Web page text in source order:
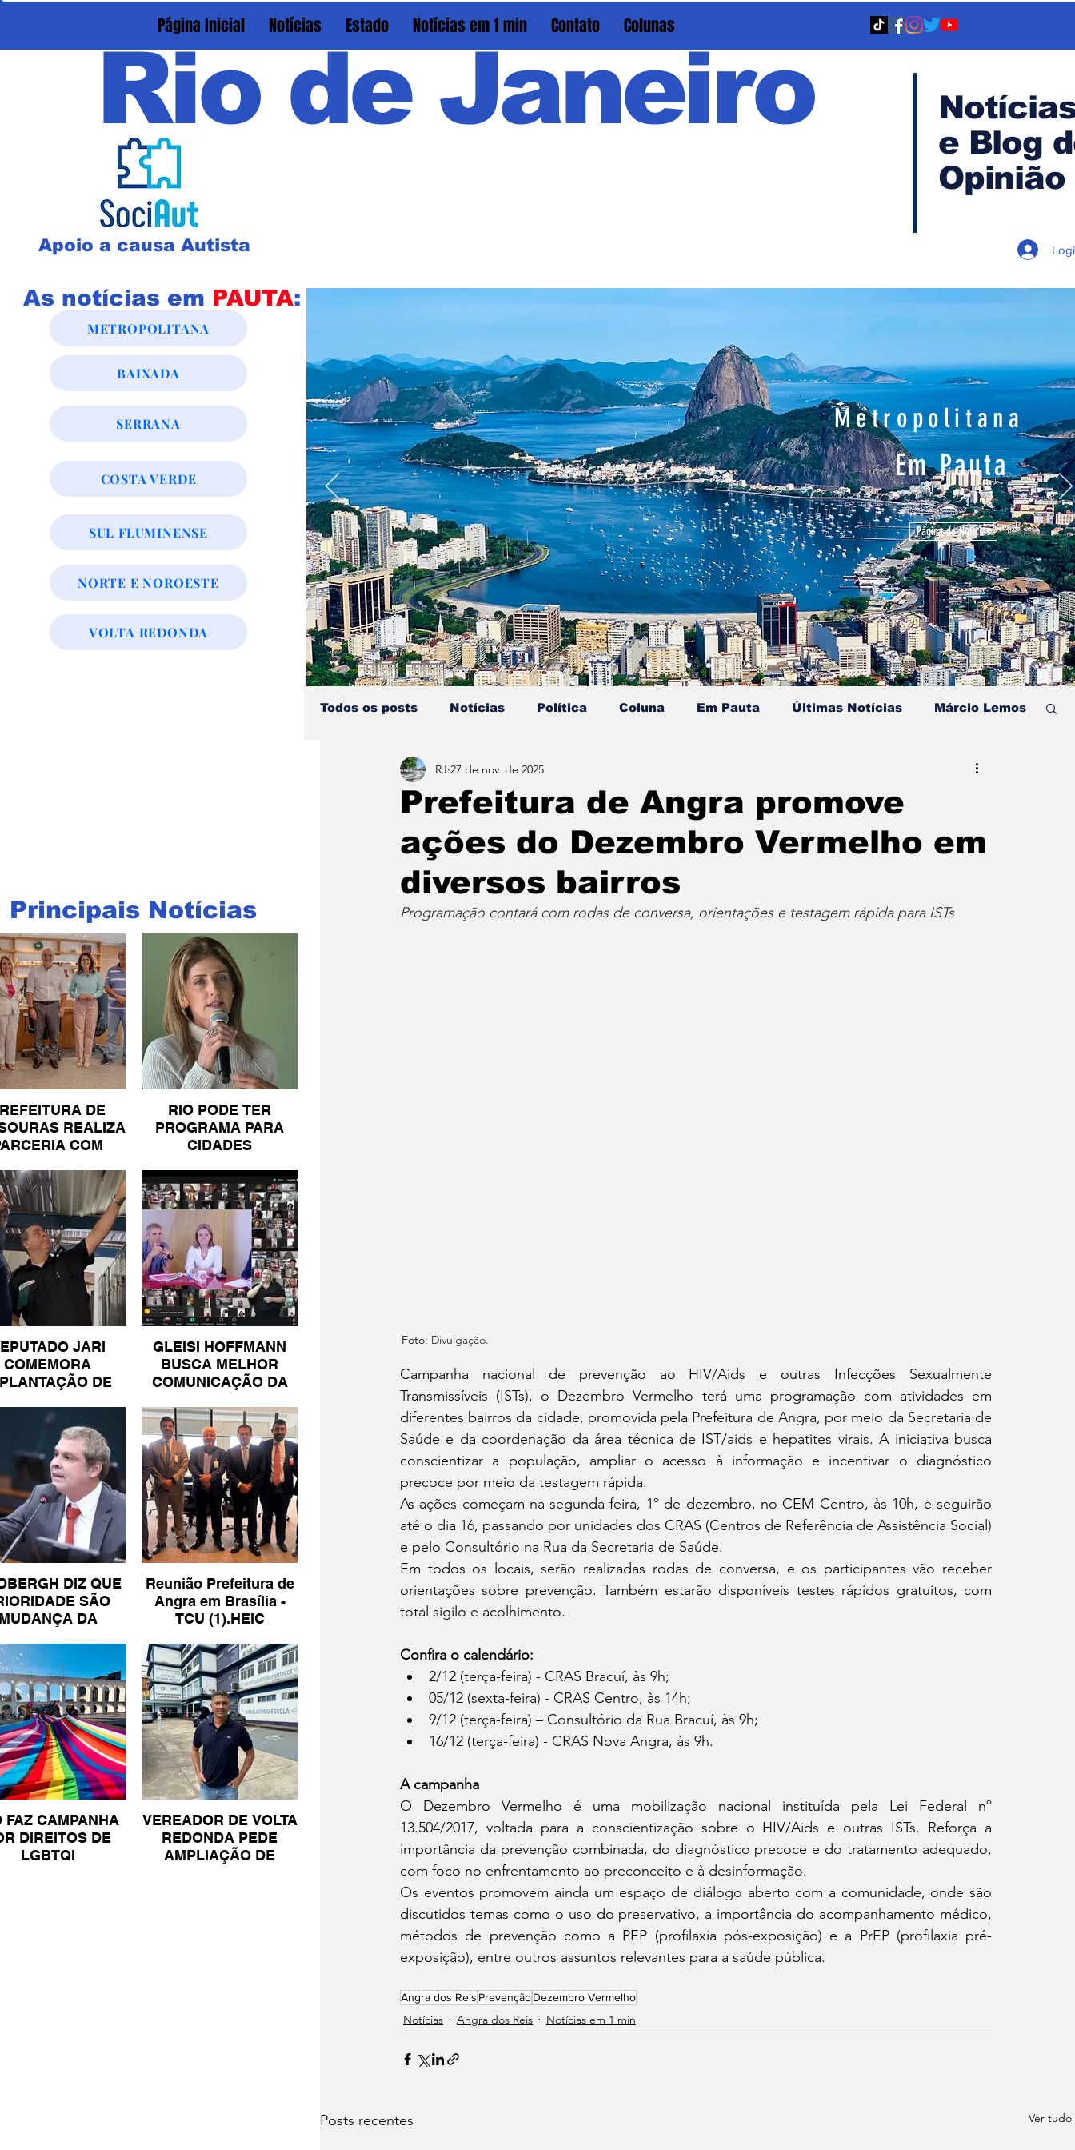
Página Inicial Notícias Estado Notícias em 1 min Contato Colunas
Rio de Janeiro
Apoio a causa Autista
e Blog
Opinião
As notícias em PAUTA:
METROPOLITANA
BAIXADA
SERRANA
COSTA VERDE
SUL FLUMINENSE
NORTE E NOROESTE
VOLTA REDONDA
Principais Notícias
DE
REALIZA
COM
RIO PODE TER
PROGRAMA PARA
CIDADES
JARI
COMEMORA
DE
GLEISI HOFFMANN
BUSCA MELHOR
COMUNICAÇÃO DA
DIZ QUE
SÃO
DA
DE IR
Reunião Prefeitura de
Angra em Brasília -
TCU (1).HEIC
FAZ CAMPANHA
DIREITOS DE
LGBTQI
VEREADOR DE VOLTA
REDONDA PEDE
AMPLIAÇÃO DE
Todos os posts Notícias Política Coluna Em Pauta Últimas Notícias Márcio Lemos
Estado do Rio Notícias em 1 min
Dois cafés e a conta Angra dos Reis Barra do Piraí Barra Mansa Pinheiral
Prefeitura de Angra promove
ações do Dezembro Vermelho em
diversos bairros
RJ 27 de nov. de 2025
Programação contará com rodas de conversa, orientações e testagem rápida para ISTs
Foto: Divulgação.
Campanha nacional de prevenção ao HIV/Aids e outras Infecções Sexualmente
Transmissíveis (ISTs), o Dezembro Vermelho terá uma programação com atividades em
diferentes bairros da cidade, promovida pela Prefeitura de Angra, por meio da Secretaria de
Saúde e da coordenação da área técnica de IST/aids e hepatites virais. A iniciativa busca
conscientizar a população, ampliar o acesso à informação e incentivar o diagnóstico
precoce por meio da testagem rápida.
As ações começam na segunda-feira, 1º de dezembro, no CEM Centro, às 10h, e seguirão
até o dia 16, passando por unidades dos CRAS (Centros de Referência de Assistência Social)
e pelo Consultório na Rua da Secretaria de Saúde.
Em todos os locais, serão realizadas rodas de conversa, e os participantes vão receber
orientações sobre prevenção. Também estarão disponíveis testes rápidos gratuitos, com
total sigilo e acolhimento.
Confira o calendário:
2/12 (terça-feira) - CRAS Bracuí, às 9h;
05/12 (sexta-feira) - CRAS Centro, às 14h;
9/12 (terça-feira) – Consultório da Rua Bracuí, às 9h;
16/12 (terça-feira) - CRAS Nova Angra, às 9h.
A campanha
O Dezembro Vermelho é uma mobilização nacional instituída pela Lei Federal nº
13.504/2017, voltada para a conscientização sobre o HIV/Aids e outras ISTs. Reforça a
importância da prevenção combinada, do diagnóstico precoce e do tratamento adequado,
com foco no enfrentamento ao preconceito e à desinformação.
Os eventos promovem ainda um espaço de diálogo aberto com a comunidade, onde são
discutidos temas como o uso do preservativo, a importância do acompanhamento médico,
métodos de prevenção como a PEP (profilaxia pós-exposição) e a PrEP (profilaxia pré-
exposição), entre outros assuntos relevantes para a saúde pública.
Angra dos Reis PrevençãoDezembro Vermelho
Notícias Angra dos Reis Notícias em 1 min
Posts recentes Ver tudo
Metropolitana
Em Pauta
Página de Notícias